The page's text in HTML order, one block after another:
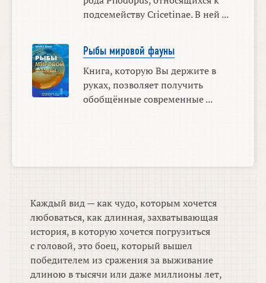
подсемейству Cricetinae. В ней ...
Рыбы мировой фауны
Книга, которую Вы держите в
руках, позволяет получить
обобщённые современные ...
Каждый вид — как чудо, которым хочется
любоваться, как длинная, захватывающая
история, в которую хочется погрузиться
с головой, это боец, который вышел
победителем из сражения за выживание
длиною в тысячи или даже миллионы лет,